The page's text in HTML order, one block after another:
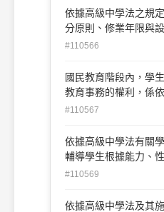
依據高級中學法之規
分原則、修業年限與
那個機關訂定？ (A)行政院 (B)教育部 (C)直
#110566
國民教育階段內，學
教育事務的權利，係
之相關規定？ (A)國民教育法 (B)特殊教育
#110567
依據高級中學法有關
輔導學生根據能力、
程之學校」是指下列那一種
中學 (D)實驗高級中學
#110569
依據高級中學法及其